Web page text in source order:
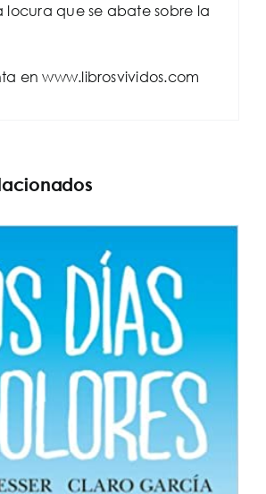
locura que se abate sobre la
en www.librosvividos.com